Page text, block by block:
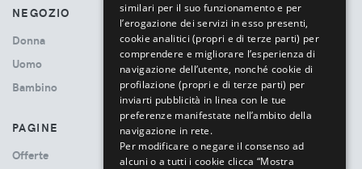
NEGOZIO
Donna
Uomo
Bambino
PAGINE
Offerte
similari per il suo funzionamento e per
l’erogazione dei servizi in esso presenti,
cookie analitici (propri e di terze parti) per
comprendere e migliorare l’esperienza di
navigazione dell’utente, nonché cookie di
profilazione (propri e di terze parti) per
inviarti pubblicità in linea con le tue
preferenze manifestate nell’ambito della
navigazione in rete.
Per modificare o negare il consenso ad
alcuni o a tutti i cookie clicca “Mostra